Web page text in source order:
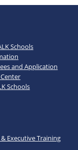
Schools
and Application
Center
Schools
Executive Training